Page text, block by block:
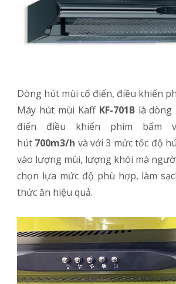
Dòng hút mùi cổ điển, điều khiển
Máy hút mùi Kaff KF-701Blà dòng
điển điều khiển phím bấm
hút 700m3/h và với 3 mức tốc độ
vào lượng mùi, lượng khói mà
chọn lựa mức độ phù hợp, làm
thức ăn hiệu quả.